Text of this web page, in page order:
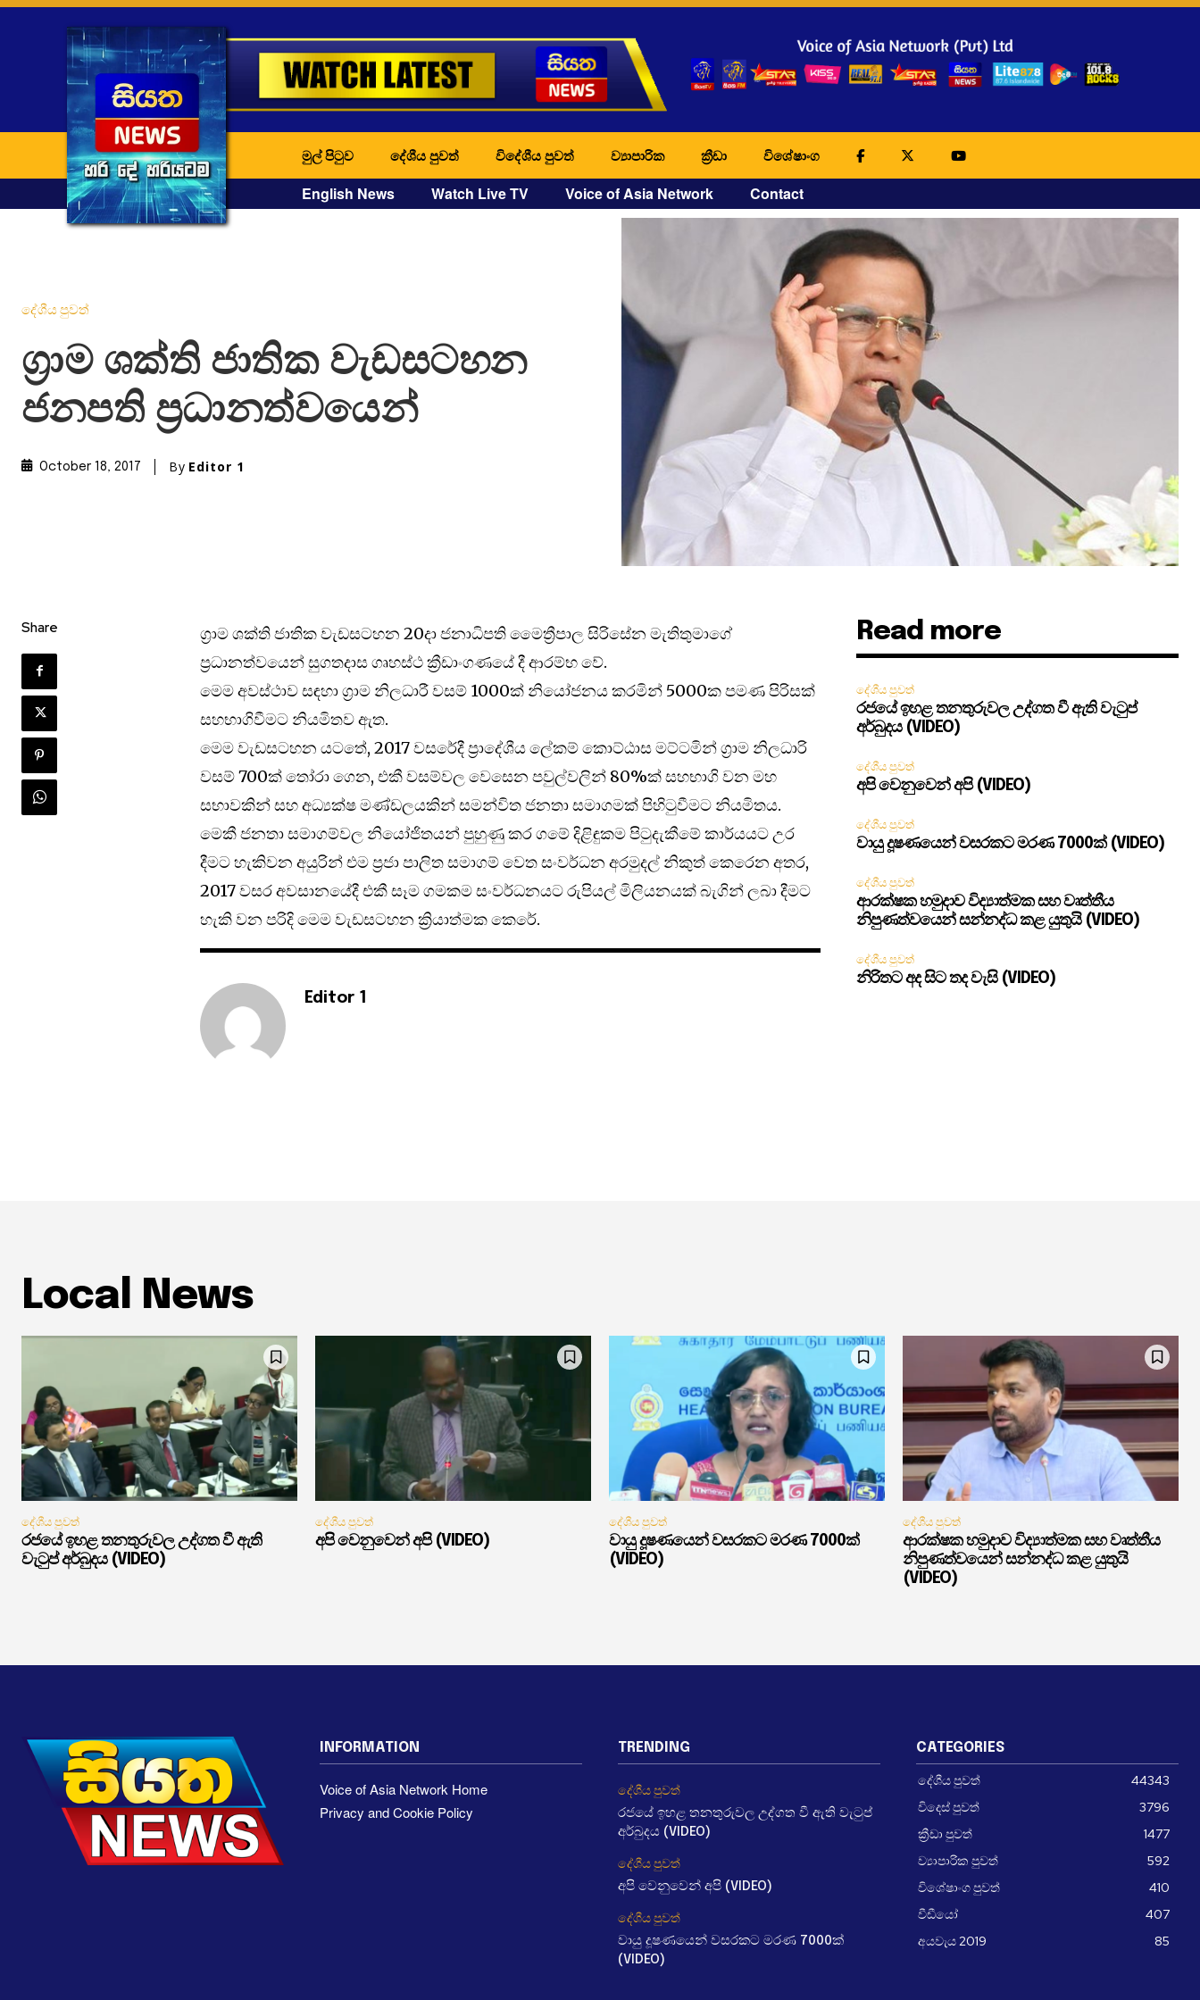
මුල් පිටුව දේශීය පුවත් විදේශීය පුවත් ව්‍යාපාරික ක්‍රීඩා විශේෂාංග
English News Watch Live TV Voice of Asia Network Contact
දේශීය පුවත්
ග්‍රාම ශක්ති ජාතික වැඩසටහන
ජනපති ප්‍රධානත්වයෙන්
October 18, 2017 By Editor 1
Share
ග්‍රාම ශක්ති ජාතික වැඩසටහන 20දා ජනාධිපති මෛත්‍රීපාල සිරිසේන මැතිතුමාගේ
ප්‍රධානත්වයෙන් සුගතදාස ගෘහස්ථ ක්‍රීඩාංගණයේ දී ආරම්භ වේ.
මෙම අවස්ථාව සඳහා ග්‍රාම නිලධාරී වසම් 1000ක් නියෝජනය කරමින් 5000ක පමණ පිරිසක්
සහභාගිවීමට නියමිතව ඇත.
මෙම වැඩසටහන යට‍තේ, 2017 වසරේදී ප්‍රාදේශීය ලේකම් කොට්ඨාස මට්ටමින් ග්‍රාම නිලධාරි
වසම් 700ක් තෝරා ගෙන, එකී වසම්වල වෙසෙන පවුල්වලින් 80%ක් සහභාගි වන මහ
සභාවකින් සහ අධ්‍යක්ෂ මණ්ඩලයකින් සමන්විත ජනතා සමාගමක් පිහිටුවීමට නියමිතය.
මෙකී ජනතා සමාගම්වල නියෝජිතයන් පුහුණු කර ගමේ දිළිඳුකම පිටුදැකීමේ කාර්යයට උර
දී‍මට හැකිවන අයුරින් එම ප්‍රජා පාලිත සමාගම් වෙත සංවර්ධන අරමුදල් නිකුත් කෙරෙන අතර,
2017 වසර අවසානයේදී එකී සෑම ගමකම සංවර්ධනයට රුපියල් මිලියනයක් බැගින් ලබා දීමට
හැකි වන පරිදි මෙම වැඩසටහන ක්‍රියාත්මක කෙරේ.
Editor 1
Read more
දේශීය පුවත්
රජයේ ඉහළ තනතුරුවල උද්ගත වී ඇති වැටුප්
අර්බුදය (VIDEO)
දේශීය පුවත්
අපි වෙනුවෙන් අපි (VIDEO)
දේශීය පුවත්
වායු දූෂණයෙන් වසරකට මරණ 7000ක් (VIDEO)
දේශීය පුවත්
ආරක්ෂක හමුදාව විද්‍යාත්මක සහ වෘත්තීය
නිපුණත්වයෙන් සන්නද්ධ කළ යුතුයි (VIDEO)
දේශීය පුවත්
නිරිතට අද සිට තද වැසි (VIDEO)
Local News
දේශීය පුවත්
රජයේ ඉහළ තනතුරුවල උද්ගත වී ඇති
වැටුප් අර්බුදය (VIDEO)
දේශීය පුවත්
අපි වෙනුවෙන් අපි (VIDEO)
දේශීය පුවත්
වායු දූෂණයෙන් වසරකට මරණ 7000ක්
(VIDEO)
දේශීය පුවත්
ආරක්ෂක හමුදාව විද්‍යාත්මක සහ වෘත්තීය
නිපුණත්වයෙන් සන්නද්ධ කළ යුතුයි
(VIDEO)
INFORMATION
Voice of Asia Network Home
Privacy and Cookie Policy
TRENDING
දේශීය පුවත්
රජයේ ඉහළ තනතුරුවල උද්ගත වී ඇති වැටුප්
අර්බුදය (VIDEO)
දේශීය පුවත්
අපි වෙනුවෙන් අපි (VIDEO)
දේශීය පුවත්
වායු දූෂණයෙන් වසරකට මරණ 7000ක්
(VIDEO)
CATEGORIES
දේශීය පුවත්
44343
විදෙස් පුවත්
3796
ක්‍රීඩා පුවත්
1477
ව්‍යාපාරික පුවත්
592
විශේෂාංග පුවත්
410
වීඩීයෝ
407
අයවැය 2019
85